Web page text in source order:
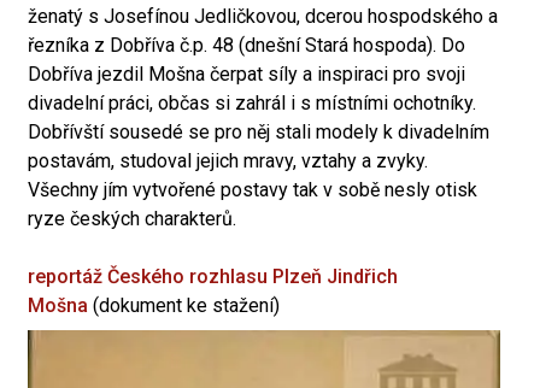
ženatý s Josefínou Jedličkovou, dcerou hospodského a
řezníka z Dobříva č.p. 48 (dnešní Stará hospoda). Do
Dobříva jezdil Mošna čerpat síly a inspiraci pro svoji
divadelní práci, občas si zahrál i s místními ochotníky.
Dobřívští sousedé se pro něj stali modely k divadelním
postavám, studoval jejich mravy, vztahy a zvyky.
Všechny jím vytvořené postavy tak v sobě nesly otisk
ryze českých charakterů.
reportáž Českého rozhlasu Plzeň Jindřich
Mošna (dokument ke stažení)